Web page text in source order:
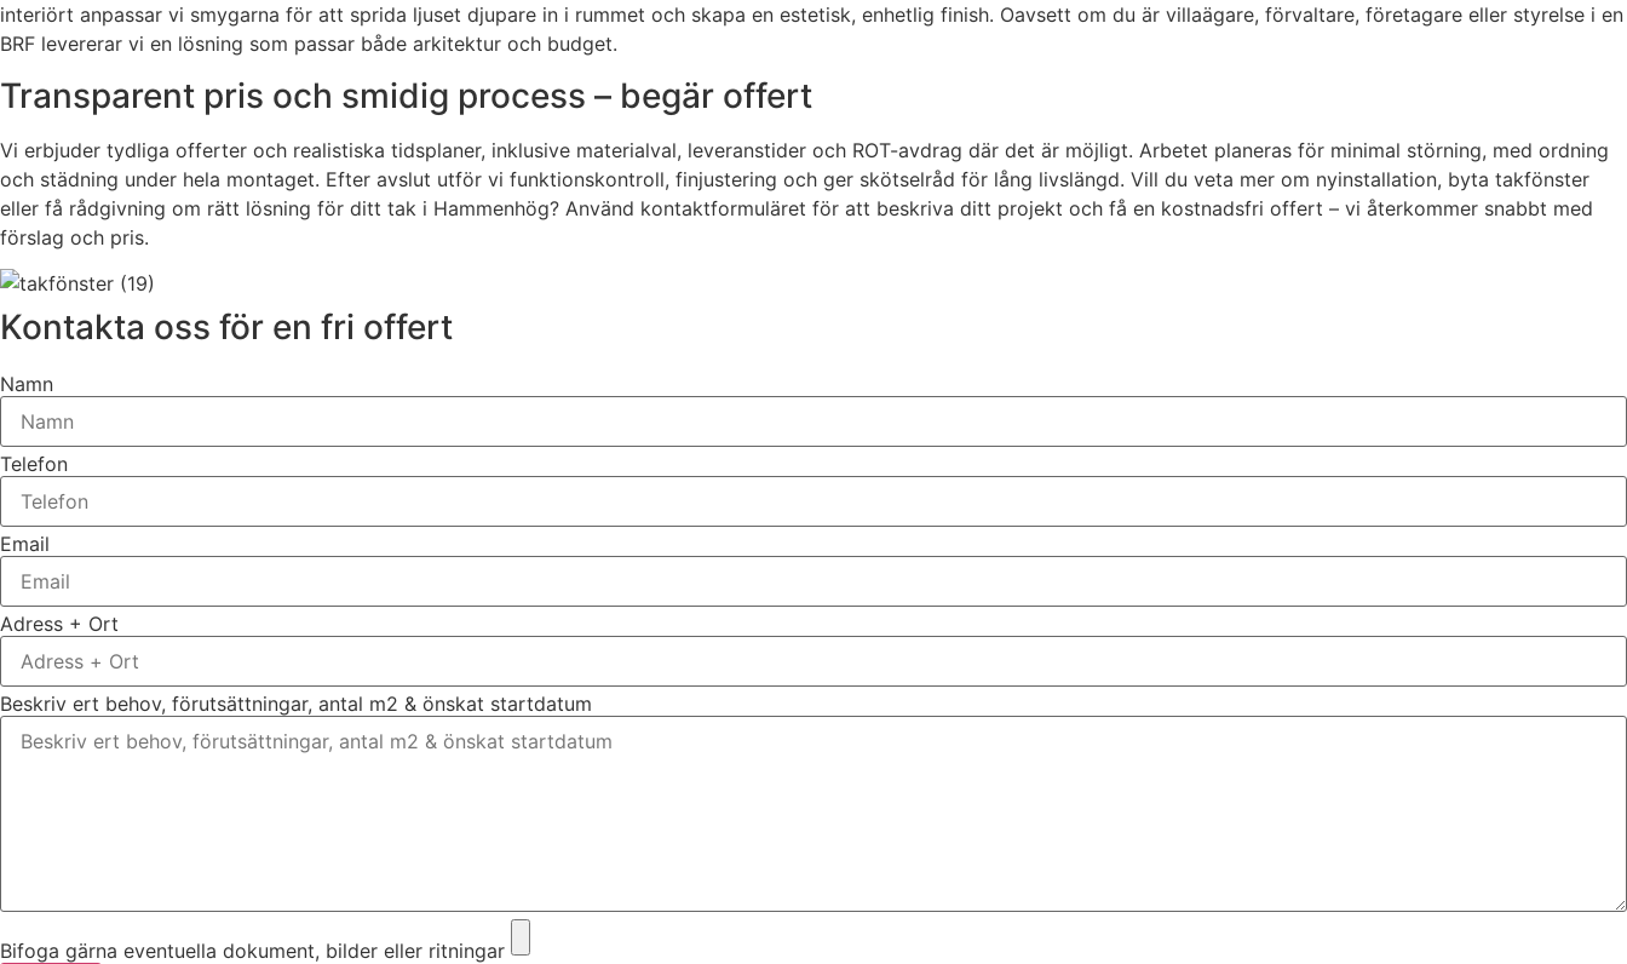
interiört anpassar vi smygarna för att sprida ljuset djupare in i rummet och skapa en estetisk, enhetlig finish. Oavsett om du är villaägare, förvaltare, företagare eller styrelse i en
BRF levererar vi en lösning som passar både arkitektur och budget.
Transparent pris och smidig process – begär offert
Vi erbjuder tydliga offerter och realistiska tidsplaner, inklusive materialval, leveranstider och ROT-avdrag där det är möjligt. Arbetet planeras för minimal störning, med ordning
och städning under hela montaget. Efter avslut utför vi funktionskontroll, finjustering och ger skötselråd för lång livslängd. Vill du veta mer om nyinstallation, byta takfönster
eller få rådgivning om rätt lösning för ditt tak i Hammenhög? Använd kontaktformuläret för att beskriva ditt projekt och få en kostnadsfri offert – vi återkommer snabbt med
förslag och pris.
Kontakta oss för en fri offert
Namn
Telefon
Email
Adress + Ort
Beskriv ert behov, förutsättningar, antal m2 & önskat startdatum
Bifoga gärna eventuella dokument, bilder eller ritningar